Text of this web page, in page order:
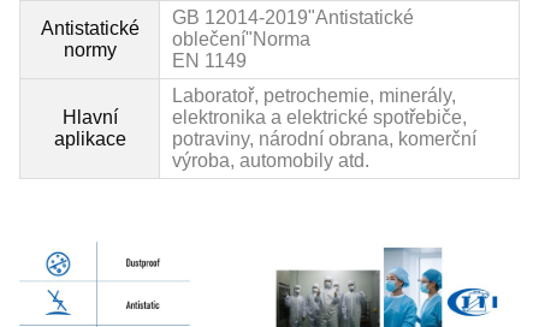
Antistatické
normy
GB 12014-2019"Antistatické
oblečení"Norma
EN 1149
Hlavní
aplikace
Laboratoř, petrochemie, minerály,
elektronika a elektrické spotřebiče,
potraviny, národní obrana, komerční
výroba, automobily atd.